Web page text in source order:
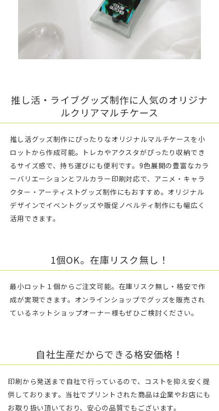
推し活・ライブグッズ制作に人気のオリジナ
ルクリアマルチケース
推し活グッズ制作にぴったりなオリジナルマルチケースを小
ロットから作成可能。トレカやアクスタがぴったり収納でき
るサイズ感で、持ち運びにも便利です。9色展開の豊富なカラ
ーバリエーションとフルカラー印刷対応で、アニメ・キャラ
クター・アーティストグッズ制作にもおすすめ。オリジナル
デザインでイベントグッズや販促ノベルティ制作にも幅広く
活用できます。
1個OK。在庫リスク無し！
最小ロット１個からご注文可能。在庫リスク無し・格安で作
成が実現できます。オンラインショップでグッズを販売され
ているネットショップオーナー様もぜひご検討ください。
自社生産だからできる格安価格！
印刷から発送まで自社で行っているので、コストを抑え安く提
供しております。当社でプリントされた商品は企業やお店にも
お取り扱い頂いており、安心の品質でもございます。